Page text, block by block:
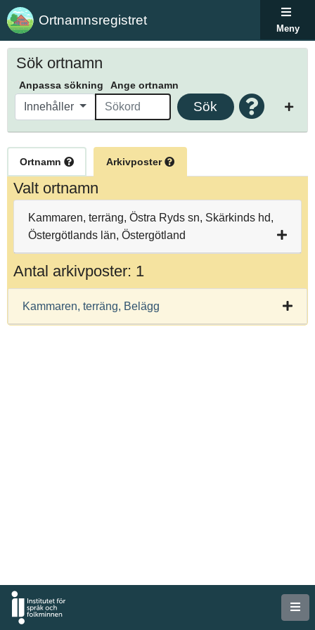
Ortnamnsregistret
Meny
Sök ortnamn
Anpassa sökning Ange ortnamn
Innehåller Sök
Ortnamn Arkivposter
Valt ortnamn
Kammaren, terräng, Östra Ryds sn, Skärkinds hd,
Östergötlands län, Östergötland
Antal arkivposter: 1
Kammaren, terräng, Belägg